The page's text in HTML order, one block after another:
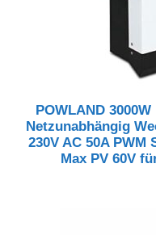
POWLAND
Netzunabhängig
230V AC 50A PWM
Max PV 60V